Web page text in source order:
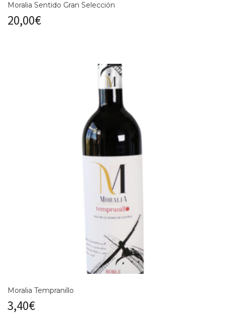
Moralia Sentido Gran Selección
20,00€
Moralia Tempranillo
3,40€